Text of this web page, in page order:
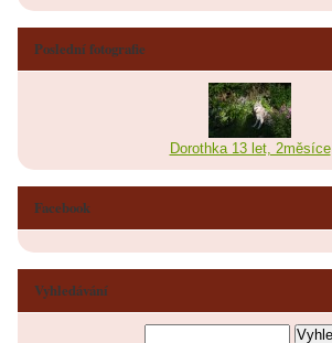
Poslední fotografie
Dorothka 13 let, 2měsíce
Facebook
Vyhledávání